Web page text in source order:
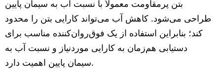
بتن پرمقاومت معمولاً با نسبت آب به سیمان پایین
طراحی می‌شود. کاهش آب می‌تواند کارایی بتن را محدود
کند؛ بنابراین استفاده از یک فوق‌روان‌کننده مناسب برای
دستیابی هم‌زمان به کارایی موردنیاز و نسبت آب به
سیمان پایین اهمیت دارد.